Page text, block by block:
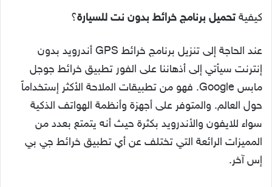
كيفيةتحميل برنامج خرائط بدون نت للسيارة؟
عند الحاجة إلى تنزيل برنامج خرائط GPS أندرويد بدون
إنترنت سيأتي إلى أذهاننا على الفور تطبيق خرائط جوجل
مابس Google. فهو من تطبيقات الملاحة الأكثر إستخداماً
حول العالم. والمتوفر على أجهزة وأنظمة الهواتف الذكية
سواء للايفون والأندرويد بكثرة حيث أنه يتمتع بعدد من
المميزات الرائعة التي تختلف عن أي تطبيق خرائط جي بي
إس آخر.